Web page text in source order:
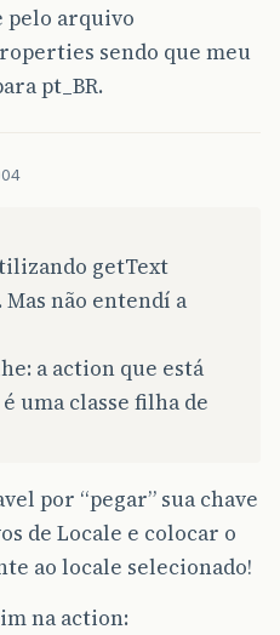
pelo arquivo
sendo que meu
pt_BR.
getText
não entendí a
a action que está
uma classe filha de
por “pegar” sua chave
de Locale e colocar o
ao locale selecionado!
na action: